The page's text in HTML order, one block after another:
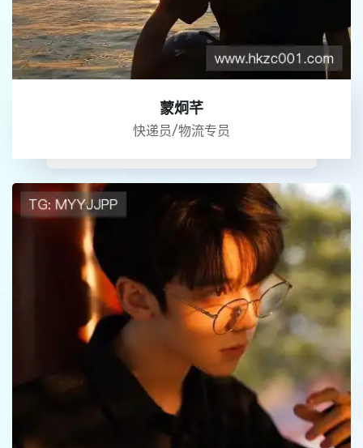
蒙炯芊
快递员/物流专员